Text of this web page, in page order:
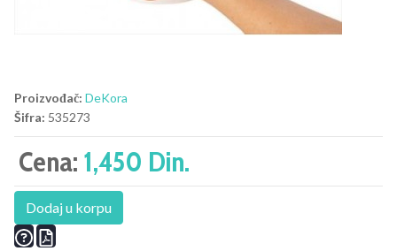
Proizvođač: DeKora
Šifra: 535273
Cena: 1,450 Din.
Dodaj u korpu